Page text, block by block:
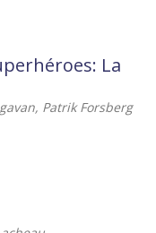
La
Patrik Forsberg